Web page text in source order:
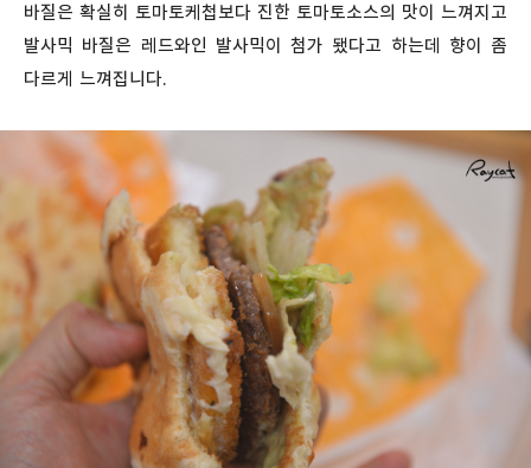
바질은 확실히 토마토케첩보다 진한 토마토소스의 맛이 느껴지고
발사믹 바질은 레드와인 발사믹이 첨가 됐다고 하는데 향이 좀
다르게 느껴집니다.